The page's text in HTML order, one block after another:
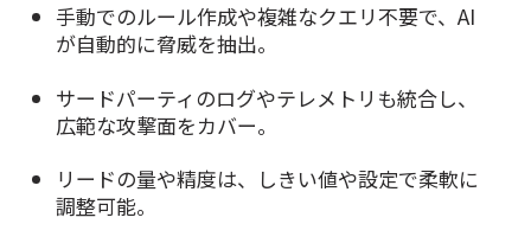
手動でのルール作成や複雑なクエリ不要で、AI
が自動的に脅威を抽出。
サー ドパーティのログやテレメトリも統合し、
広範な攻撃面をカバー。
リードの量や精度は、しきい値や設定で柔軟に
調整可能。